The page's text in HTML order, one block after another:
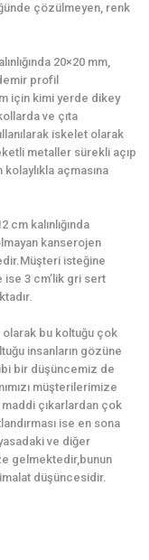
çözülmeyen, renk
20×20 mm,
profil
için kimi yerde dikey
ve çıta
iskelet olarak
metaller sürekli açıp
açmasına
kalınlığında
kanserojen
isteğine
3 cm’lik gri sert
bu koltuğu çok
insanların gözüne
bir düşüncemiz de
müşterilerimize
çıkarlardan çok
ise en sona
ve diğer
gelmektedir,bunun
düşüncesidir.